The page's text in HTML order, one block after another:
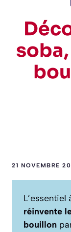
21 NOVEMBRE
L’essentiel
réinvente
bouillon